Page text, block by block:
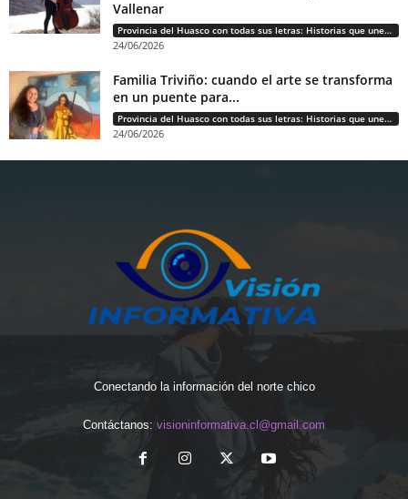
Vallenar
Provincia del Huasco con todas sus letras: Historias que unen cultura, diversidad e identidad
24/06/2026
Familia Triviño: cuando el arte se transforma
en un puente para...
Provincia del Huasco con todas sus letras: Historias que unen cultura, diversidad e identidad
24/06/2026
Conectando la información del norte chico
Contáctanos: visioninformativa.cl@gmail.com